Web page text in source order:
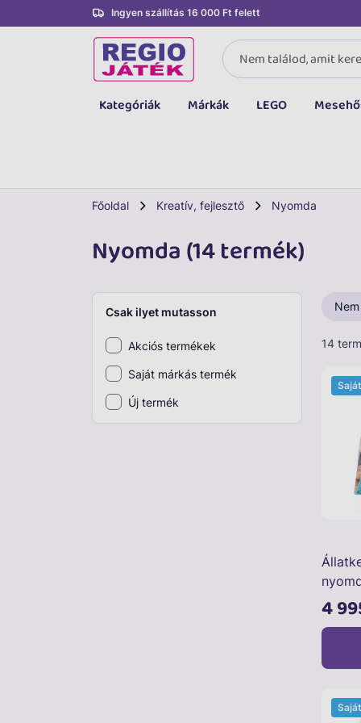
Ingyen szállítás 16 000 Ft felett
Kategóriák
LEGO
Autó, jármű
Márkák LEGO
Főoldal Kreatív, fejlesztő Nyomda
Nyomda (14 termék)
Csak ilyet mutasson
Akciós termékek
Saját márkás termék
Új termék
Nem
14
4